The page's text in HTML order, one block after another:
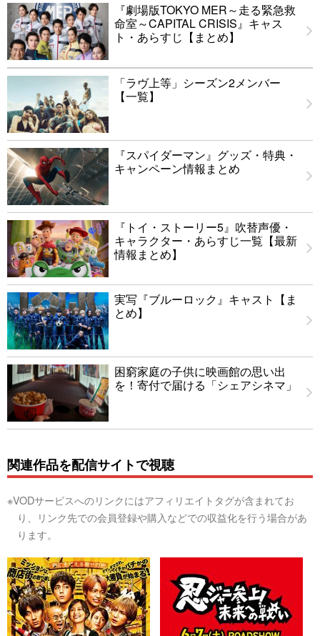
『劇場版TOKYO MER～走る緊急救
命室～CAPITAL CRISIS』キャス
ト・あらすじ【まとめ】
「ラヴ上等」シーズン2メンバー
【一覧】
『スパイダーマン』グッズ・特典・
キャンペーン情報まとめ
『トイ・ストーリー5』吹替声優・
キャラクター・あらすじ一覧【最新
情報まとめ】
実写『ブルーロック』キャスト【ま
とめ】
困窮家庭の子供に映画館の思い出
を！寄付で届ける「シェアシネマ」
関連作品を配信サイトで視聴
※VODサービスへのリンクにはアフィリエイトタグが含まれてお
り、リンク先での会員登録や購入などでの収益化を行う場合があ
ります。